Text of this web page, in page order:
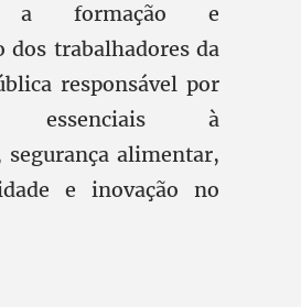
a formação e
dos trabalhadores da
responsável por
essenciais à
alimentar,
e inovação no